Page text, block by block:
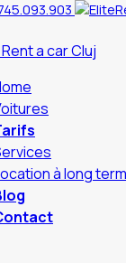
à long